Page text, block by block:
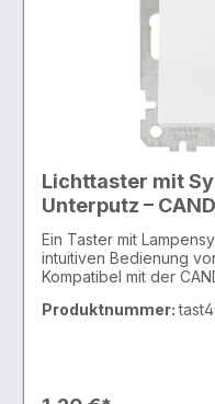
Lichttaster mit
Unterputz –
Ein Taster mit
intuitiven Bedienung
Kompatibel mit der
Produktnummer: